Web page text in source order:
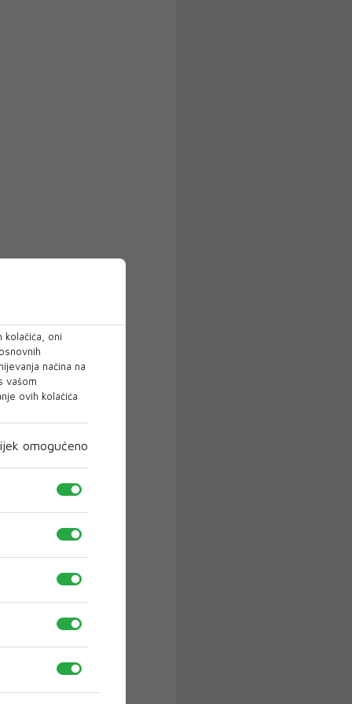
oni
načina na
vašom
ovih kolačića
omogućeno